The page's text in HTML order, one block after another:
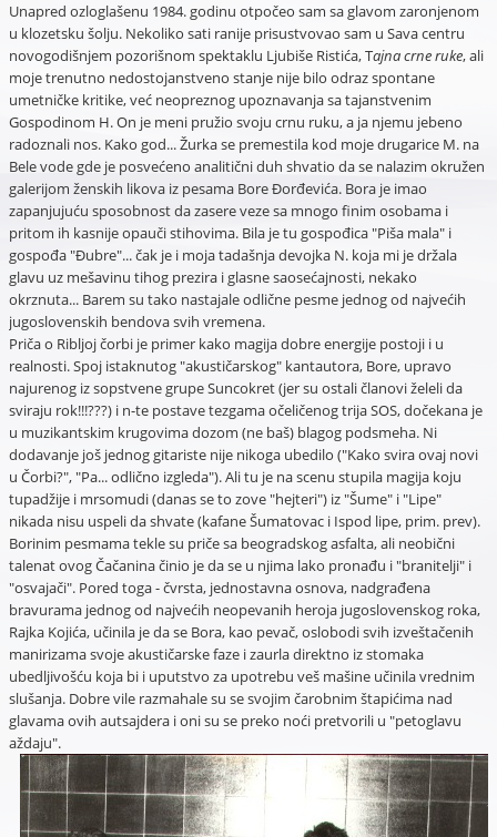
Unapred ozloglašenu 1984. godinu otpočeo sam sa glavom zaronjenom
u klozetsku šolju. Nekoliko sati ranije prisustvovao sam u Sava centru
novogodišnjem pozorišnom spektaklu Ljubiše Ristića, Tajna crne ruke, ali
moje trenutno nedostojanstveno stanje nije bilo odraz spontane
umetničke kritike, već neopreznog upoznavanja sa tajanstvenim
Gospodinom H. On je meni pružio svoju crnu ruku, a ja njemu jebeno
radoznali nos. Kako god... Žurka se premestila kod moje drugarice M. na
Bele vode gde je posvećeno analitični duh shvatio da se nalazim okružen
galerijom ženskih likova iz pesama Bore Đorđevića. Bora je imao
zapanjujuću sposobnost da zasere veze sa mnogo finim osobama i
pritom ih kasnije opauči stihovima. Bila je tu gospođica "Piša mala" i
gospođa "Đubre"... čak je i moja tadašnja devojka N. koja mi je držala
glavu uz mešavinu tihog prezira i glasne saosećajnosti, nekako
okrznuta... Barem su tako nastajale odlične pesme jednog od najvećih
jugoslovenskih bendova svih vremena.
Priča o Ribljoj čorbi je primer kako magija dobre energije postoji i u
realnosti. Spoj istaknutog "akustičarskog" kantautora, Bore, upravo
najurenog iz sopstvene grupe Suncokret (jer su ostali članovi želeli da
sviraju rok!!!???) i n-te postave tezgama očeličenog trija SOS, dočekana je
u muzikantskim krugovima dozom (ne baš) blagog podsmeha. Ni
dodavanje još jednog gitariste nije nikoga ubedilo ("Kako svira ovaj novi
u Čorbi?", "Pa... odlično izgleda"). Ali tu je na scenu stupila magija koju
tupadžije i mrsomudi (danas se to zove "hejteri") iz "Šume" i "Lipe"
nikada nisu uspeli da shvate (kafane Šumatovac i Ispod lipe, prim. prev).
Borinim pesmama tekle su priče sa beogradskog asfalta, ali neobični
talenat ovog Čačanina činio je da se u njima lako pronađu i "branitelji" i
"osvajači". Pored toga - čvrsta, jednostavna osnova, nadgrađena
bravurama jednog od najvećih neopevanih heroja jugoslovenskog roka,
Rajka Kojića, učinila je da se Bora, kao pevač, oslobodi svih izveštačenih
manirizama svoje akustičarske faze i zaurla direktno iz stomaka
ubedljivošću koja bi i uputstvo za upotrebu veš mašine učinila vrednim
slušanja. Dobre vile razmahale su se svojim čarobnim štapićima nad
glavama ovih autsajdera i oni su se preko noći pretvorili u "petoglavu
aždaju".